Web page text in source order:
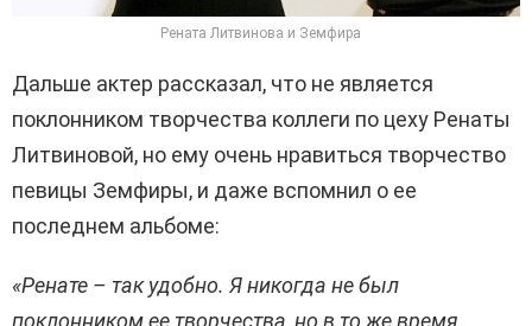
Рената Литвинова и Земфира
Дальше актер рассказал, что не является
поклонником творчества коллеги по цеху Ренаты
Литвиновой, но ему очень нравиться творчество
певицы Земфиры, и даже вспомнил о ее
последнем альбоме:
«Ренате – так удобно. Я никогда не был
поклонником ее творчества, но в то же время